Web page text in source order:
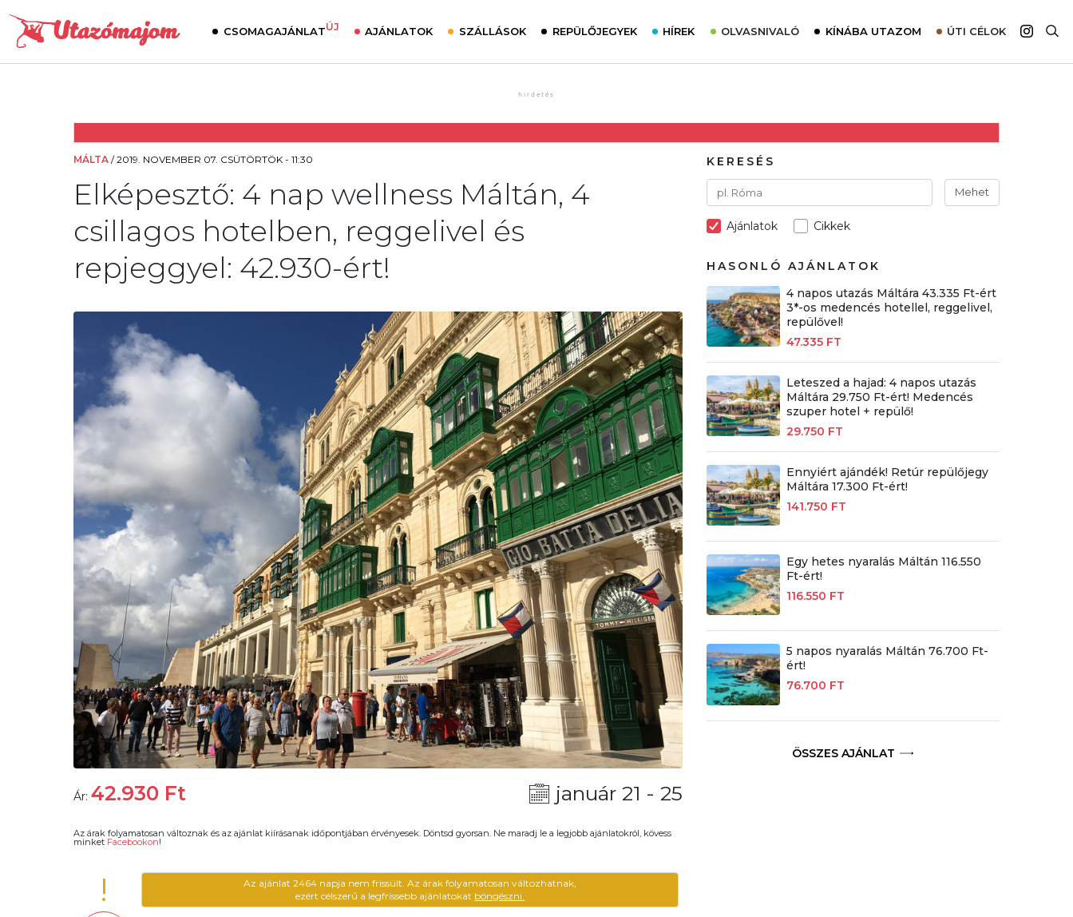
CSOMAGAJÁNLATÚJ AJÁNLATOK SZÁLLÁSOK REPÜLŐJEGYEK HÍREK OLVASNIVALÓ
Utazómajom – CitySIM kártya a világutazóknak
Élménybeszámolók
Szállodalátogatás
Sajtómegjelenések
KÍNÁBA UTAZOM ÚTI CÉLOK
Afrika
MÁLTA /2019. NOVEMBER 07. CSÜTÖRTÖK - 11:30
Elképesztő: 4 nap wellness Máltán, 4
csillagos hotelben, reggelivel és
repjeggyel: 42.930-ért!
Ár: 42.930 Ft január 21 - 25
Az árak folyamatosan változnak és az ajánlat kiírásanak időpontjában érvényesek. Döntsd gyorsan. Ne maradj le a legjobb ajánlatokról, kövess
minket Facebookon!
!
Az ajánlat 2464 napja nem frissült. Az árak folyamatosan változhatnak,
ezért célszerű a legfrissebb ajánlatokat böngészni.
KERESÉS
Mehet
Ajánlatok Cikkek
HASONLÓ AJÁNLATOK
4 napos utazás Máltára 43.335 Ft-ért
3*-os medencés hotellel, reggelivel,
repülővel!
47.335 FT
Leteszed a hajad: 4 napos utazás
Máltára 29.750 Ft-ért! Medencés
szuper hotel + repülő!
29.750 FT
Ennyiért ajándék! Retúr repülőjegy
Máltára 17.300 Ft-ért!
141.750 FT
Egy hetes nyaralás Máltán 116.550
Ft-ért!
116.550 FT
5 napos nyaralás Máltán 76.700 Ft-
ért!
76.700 FT
ÖSSZES AJÁNLAT